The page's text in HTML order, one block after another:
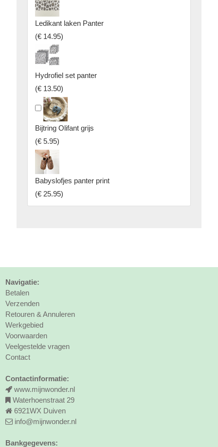
Ledikant laken Panter
(€ 14.95)
Hydrofiel set panter
(€ 13.50)
Bijtring Olifant grijs
(€ 5.95)
Babyslofjes panter print
(€ 25.95)
Navigatie:
Betalen
Verzenden
Retouren & Annuleren
Werkgebied
Voorwaarden
Veelgestelde vragen
Contact
Contactinformatie:
www.mijnwonder.nl
Waterhoenstraat 29
6921WX Duiven
info@mijnwonder.nl
Bankgegevens: